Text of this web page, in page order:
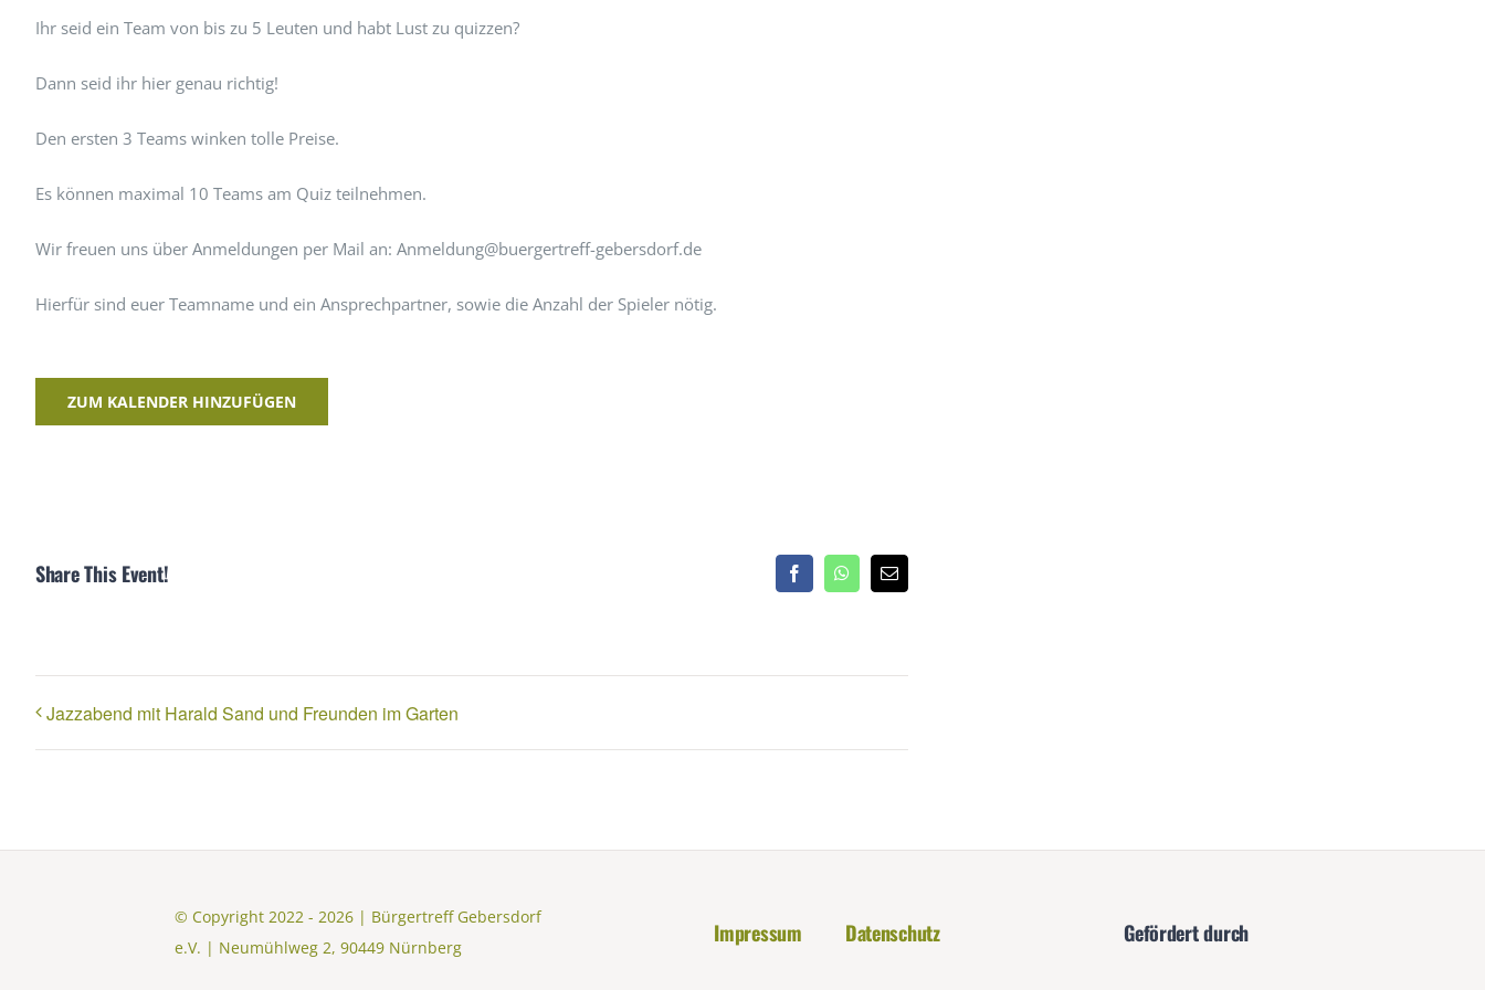
Ihr seid ein Team von bis zu 5 Leuten und habt Lust zu quizzen?
Dann seid ihr hier genau richtig!
Den ersten 3 Teams winken tolle Preise.
Es können maximal 10 Teams am Quiz teilnehmen.
Wir freuen uns über Anmeldungen per Mail an: Anmeldung@buergertreff-gebersdorf.de
Hierfür sind euer Teamname und ein Ansprechpartner, sowie die Anzahl der Spieler nötig.
ZUM KALENDER HINZUFÜGEN
Share This Event! FacebookWhatsApp
E-
Jazzabend mit Harald Sand und Freunden im Garten
© Copyright 2022 - 2026 | Bürgertreff Gebersdorf
e.V. | Neumühlweg 2, 90449 Nürnberg
Impressum Datenschutz Gefördert durch